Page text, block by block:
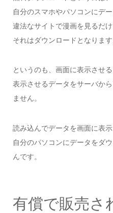
自分のスマホやパソコンにデ
違法なサイトで漫画を見るだけ
それはダウンロードとなります
というのも、画面に表示させる
表示させるデータをサーバか
ません。
読み込んでデータを画面に表示
自分のパソコンにデータをダ
んです。
有償で販売さ